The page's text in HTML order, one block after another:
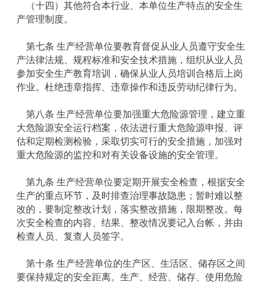
（十四）其他符合本行业、本单位生产特点的安全生
产管理制度。
第七条 生产经营单位要教育督促从业人员遵守安全生
产法律法规、规程标准和安全技术措施，组织从业人员
参加安全生产教育培训，确保从业人员培训合格后上岗
作业。杜绝违章指挥、违章操作和违反劳动纪律行为。
第八条 生产经营单位要加强重大危险源管理，建立重
大危险源安全运行档案，依法进行重大危险源申报、评
估和定期检测检验，采取切实可行的安全措施，加强对
重大危险源的监控和对有关设备设施的安全管理。
第九条 生产经营单位要定期开展安全检查，根据安全
生产的重点环节，及时排查治理事故隐患；暂时难以整
改的，要制定整改计划，落实整改措施，限期整改。每
次安全检查的内容、结果、整改情况要记入台帐，并由
检查人员、复查人员签字。
第十条 生产经营单位的生产区、生活区、储存区之间
要保持规定的安全距离。生产、经营、储存、使用危险